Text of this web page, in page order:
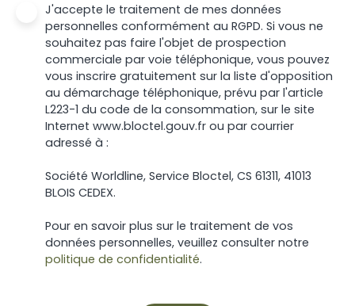
J'accepte le traitement de mes données
personnelles conformément au RGPD. Si vous ne
souhaitez pas faire l'objet de prospection
commerciale par voie téléphonique, vous pouvez
vous inscrire gratuitement sur la liste d'opposition
au démarchage téléphonique, prévu par l'article
L223-1 du code de la consommation, sur le site
Internet www.bloctel.gouv.fr ou par courrier
adressé à :
Société Worldline, Service Bloctel, CS 61311, 41013
BLOIS CEDEX.
Pour en savoir plus sur le traitement de vos
données personnelles, veuillez consulter notre
politique de confidentialité.